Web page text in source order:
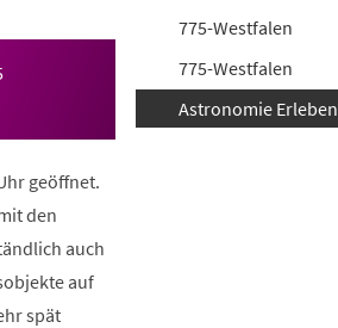
geöffnet.
den
auch
auf
spät
775-Westfalen
775-Westfalen
Astronomie Erleben